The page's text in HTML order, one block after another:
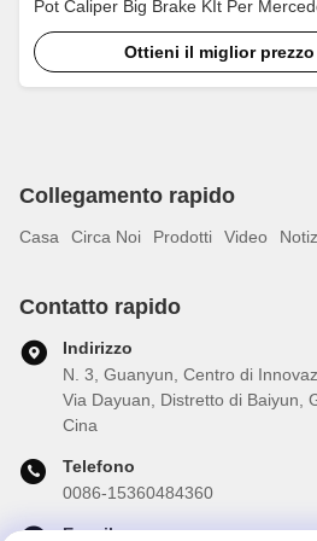
Pot Caliper Big Brake KIt Per
E300h 18 Inch Car Rim
Ottieni il miglior prezzo
Collegamento rapido
Casa Circa Noi Prodotti Video
Contatto rapido
Indirizzo
N. 3, Guanyun, Centro di
Via Dayuan, Distretto di Baiyun,
Cina
Telefono
0086-15360484360
E-mail